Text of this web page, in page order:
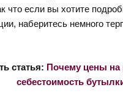
что если вы хотите
наберитесь немного
статья: Почему цены на
себестоимость